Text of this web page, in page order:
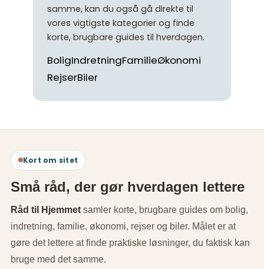
samme, kan du også gå direkte til
vores vigtigste kategorier og finde
korte, brugbare guides til hverdagen.
BoligIndretningFamilieØkonomi
RejserBiler
Kort om sitet
Små råd, der gør hverdagen lettere
Råd til Hjemmet samler korte, brugbare guides om bolig,
indretning, familie, økonomi, rejser og biler. Målet er at
gøre det lettere at finde praktiske løsninger, du faktisk kan
bruge med det samme.